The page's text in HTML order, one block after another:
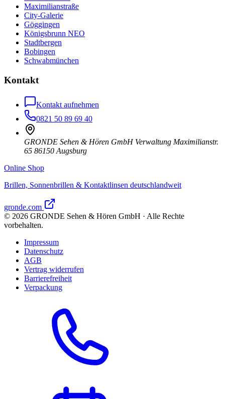
Maximilianstraße
City-Galerie
Göggingen
Königsbrunn NEO
Stadtbergen
Bobingen
Schwabmünchen
Kontakt
Kontakt aufnehmen
0821 50 89 69 40
GRONDE Sehen & Hören GmbH Verwaltung Maximilianstr.
65 86150 Augsburg
Online Shop
Brillen, Sonnenbrillen & Kontaktlinsen deutschlandweit
gronde.com
© 2026 GRONDE Sehen & Hören GmbH · Alle Rechte
vorbehalten.
Impressum
Datenschutz
AGB
Vertrag widerrufen
Barrierefreiheit
Verpackung